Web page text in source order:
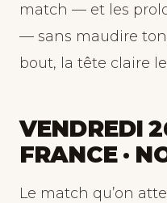
match — et les
— sans maudire ton
bout, la tête claire
VENDREDI
FRANCE ·
Le match qu’on